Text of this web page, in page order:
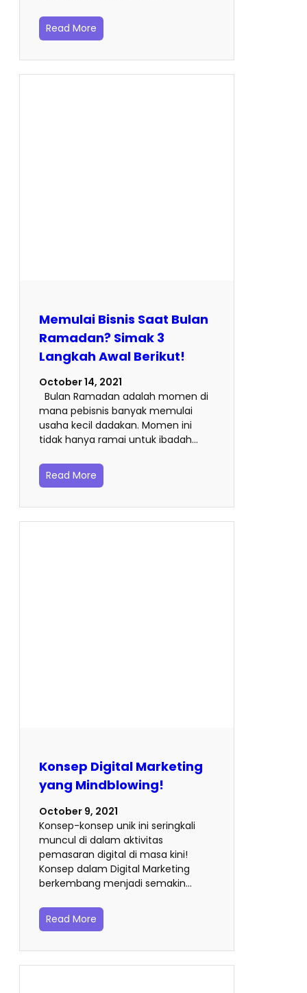
Read More
Memulai Bisnis Saat Bulan
Ramadan? Simak 3
Langkah Awal Berikut!
October 14, 2021
Bulan Ramadan adalah momen di
mana pebisnis banyak memulai
usaha kecil dadakan. Momen ini
tidak hanya ramai untuk ibadah…
Read More
Konsep Digital Marketing
yang Mindblowing!
October 9, 2021
Konsep-konsep unik ini seringkali
muncul di dalam aktivitas
pemasaran digital di masa kini!
Konsep dalam Digital Marketing
berkembang menjadi semakin…
Read More